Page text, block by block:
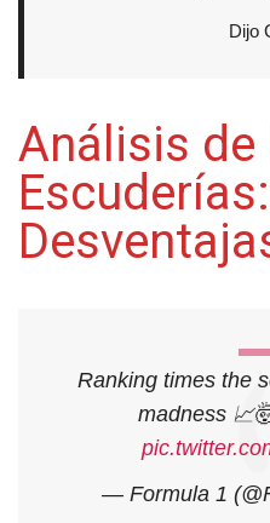
Dijo
Análisis de
Ranking times the
madness
— Formula 1